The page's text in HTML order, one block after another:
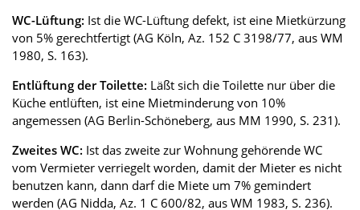
WC-Lüftung: Ist die WC-Lüftung defekt, ist eine Mietkürzung
von 5% gerechtfertigt (AG Köln, Az. 152 C 3198/77, aus WM
1980, S. 163).
Entlüftung der Toilette: Läßt sich die Toilette nur über die
Küche entlüften, ist eine Mietminderung von 10%
angemessen (AG Berlin-Schöneberg, aus MM 1990, S. 231).
Zweites WC: Ist das zweite zur Wohnung gehörende WC
vom Vermieter verriegelt worden, damit der Mieter es nicht
benutzen kann, dann darf die Miete um 7% gemindert
werden (AG Nidda, Az. 1 C 600/82, aus WM 1983, S. 236).